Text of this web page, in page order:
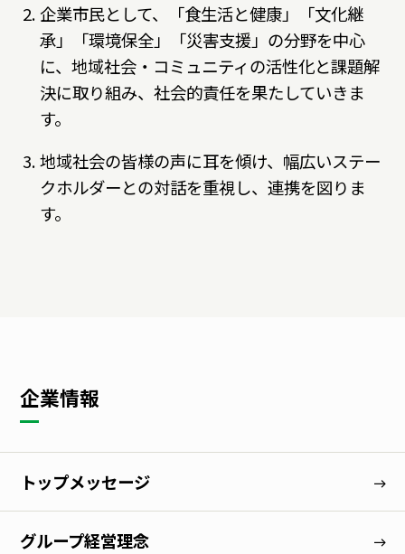
サイエンスキャッスル研究費
株式関連情報
IRイベント
IRライブラリ
ディスクロージャーポリシー
よくいただくご質問
グローバルサイト お問い合わせ
企業市民として、「食生活と健康」「文化継
承」「環境保全」「災害支援」の分野を中心
に、地域社会・コミュニティの活性化と課題解
決に取り組み、社会的責任を果たしていきま
す。
地域社会の皆様の声に耳を傾け、幅広いステー
クホルダーとの対話を重視し、連携を図りま
す。
企業情報
トップメッセージ
グループ経営理念